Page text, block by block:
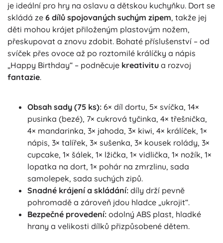
je ideální pro hry na oslavu a dětskou kuchyňku. Dort se
skládá ze 6 dílů spojovaných suchým zipem, takže jej
děti mohou krájet přiloženým plastovým nožem,
přeskupovat a znovu zdobit. Bohaté příslušenství – od
svíček přes ovoce až po roztomilé králíčky a nápis
„Happy Birthday“ – podněcuje kreativitu a rozvoj
fantazie.
Obsah sady (75 ks): 6× díl dortu, 5× svíčka, 14×
pusinka (bezé), 7× cukrová tyčinka, 4× třešnička,
4× mandarinka, 3× jahoda, 3× kiwi, 4× králíček, 1×
nápis, 3× talířek, 3× sušenka, 3× kousek rolády, 3×
cupcake, 1× šálek, 1× lžička, 1× vidlička, 1× nožík, 1×
lopatka na dort, 1× pohár na zmrzlinu, sada
samolepek, sada suchých zipů.
Snadné krájení a skládání: díly drží pevně
pohromadě a zároveň jdou hladce „ukrojit“.
Bezpečné provedení: odolný ABS plast, hladké
hrany a velikosti dílků přizpůsobené dětem.